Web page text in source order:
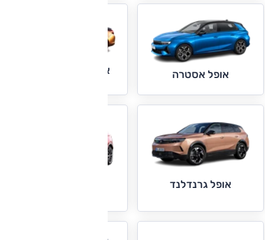
אופל אסטרה אופל אסטרה ברלינה
אופל גרנדלנד